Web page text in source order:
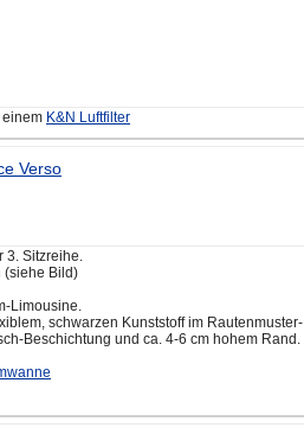
einem K&N Luftfilter
Verso
3. Sitzreihe.
(siehe Bild)
Limousine.
schwarzen Kunststoff im Rautenmuster-
Beschichtung und ca. 4-6 cm hohem Rand.